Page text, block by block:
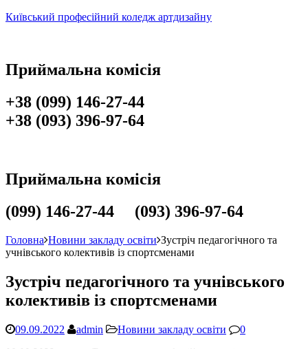
Київський професійний коледж артдизайну
Приймальна комісія
+38 (099) 146-27-44
+38 (093) 396-97-64
Приймальна комісія
(099) 146-27-44 (093) 396-97-64
Головна Новини закладу освіти Зустріч педагогічного та
учнівського колективів із спортсменами
Зустріч педагогічного та учнівського
колективів із спортсменами
09.09.2022 admin Новини закладу освіти
0